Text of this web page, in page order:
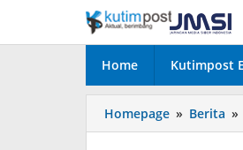
konten
Home Kutimpost
Homepage » Berita »